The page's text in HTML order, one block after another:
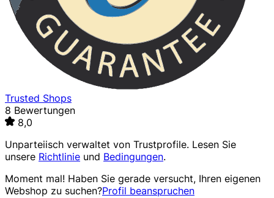
Trusted Shops
8 Bewertungen
8,0
Unparteiisch verwaltet von Trustprofile. Lesen Sie
unsere Richtlinie und Bedingungen.
Moment mal! Haben Sie gerade versucht, Ihren eigenen
Webshop zu suchen?Profil beanspruchen